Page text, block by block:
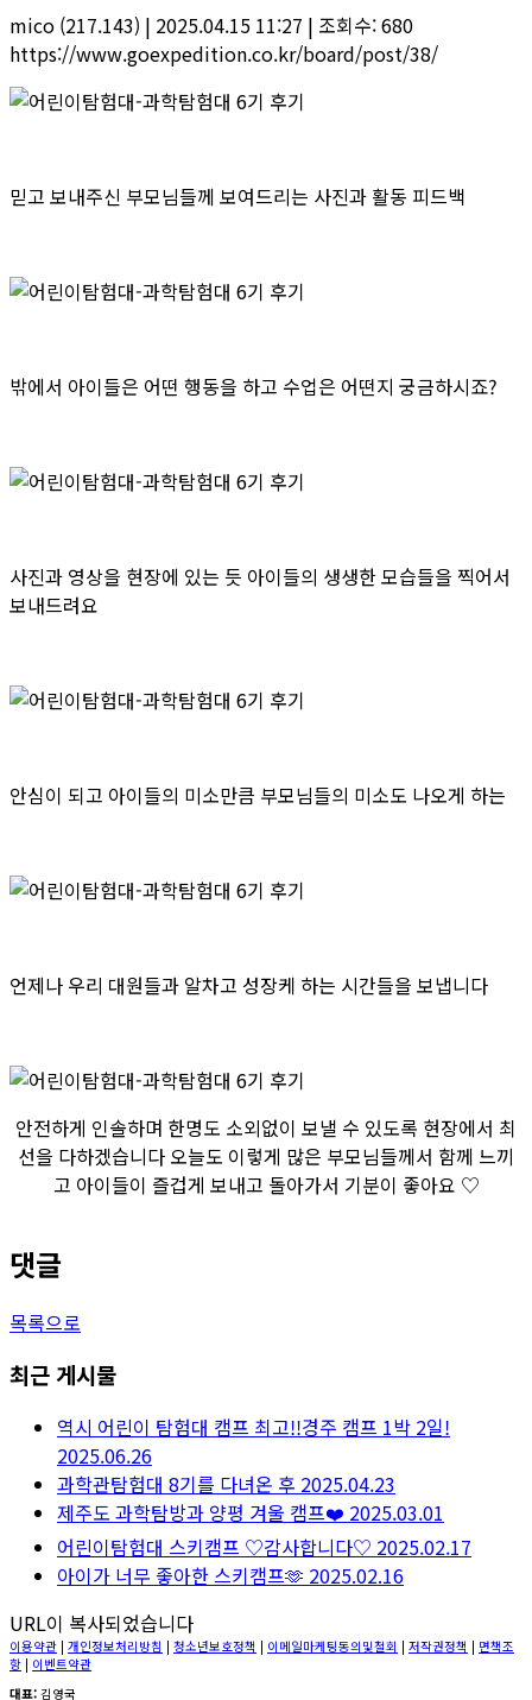
mico (217.143) | 2025.04.15 11:27 | 조회수: 680
https://www.goexpedition.co.kr/board/post/38/
믿고 보내주신 부모님들께 보여드리는 사진과 활동 피드백
밖에서 아이들은 어떤 행동을 하고 수업은 어떤지 궁금하시죠?
사진과 영상을 현장에 있는 듯 아이들의 생생한 모습들을 찍어서
보내드려요
안심이 되고 아이들의 미소만큼 부모님들의 미소도 나오게 하는
언제나 우리 대원들과 알차고 성장케 하는 시간들을 보냅니다
안전하게 인솔하며 한명도 소외없이 보낼 수 있도록 현장에서 최
선을 다하겠습니다 오늘도 이렇게 많은 부모님들께서 함께 느끼
고 아이들이 즐겁게 보내고 돌아가서 기분이 좋아요 ♡
댓글
목록으로
최근 게시물
역시 어린이 탐험대 캠프 최고!!경주 캠프 1박 2일!
2025.06.26
과학관탐험대 8기를 다녀온 후 2025.04.23
제주도 과학탐방과 양평 겨울 캠프❤️ 2025.03.01
어린이탐험대 스키캠프 ♡감사합니다♡ 2025.02.17
아이가 너무 좋아한 스키캠프🫶 2025.02.16
URL이 복사되었습니다
이용약관 | 개인정보처리방침 | 청소년보호정책 | 이메일마케팅동의및철회 | 저작권정책 | 면책조
항 | 이벤트약관
대표: 김영국